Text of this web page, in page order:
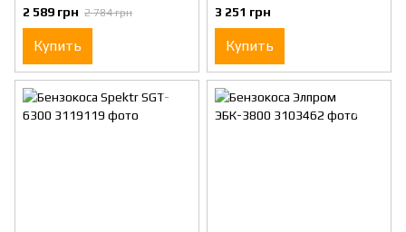
2 589 грн 2 784 грн
Купить
3 251 грн
Купить